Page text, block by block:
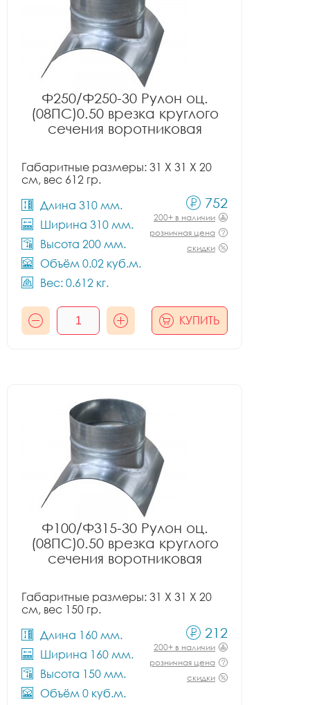
Ф250/Ф250-30 Рулон оц.
(08ПС)0.50 врезка круглого
сечения воротниковая
Габаритные размеры: 31 X 31 X 20
см, вес 612 гр.
Длина 310 мм.
Ширина 310 мм.
Высота 200 мм.
Объём 0.02 куб.м.
Вес: 0.612 кг.
752
200+ в наличии
розничная цена
скидки
КУПИТЬ
Ф100/Ф315-30 Рулон оц.
(08ПС)0.50 врезка круглого
сечения воротниковая
Габаритные размеры: 31 X 31 X 20
см, вес 150 гр.
Длина 160 мм.
Ширина 160 мм.
Высота 150 мм.
Объём 0 куб.м.
212
200+ в наличии
розничная цена
скидки